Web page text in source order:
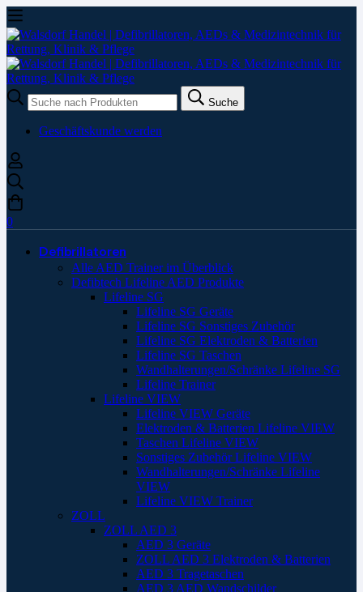
Suche
nach:
Suche
Geschäftskunde werden
0
Defibrillatoren
Alle AED Trainer im Überblick
Defibtech Lifeline AED Produkte
Lifeline SG
Lifeline SG Geräte
Lifeline SG Sonstiges Zubehör
Lifeline SG Elektroden & Batterien
Lifeline SG Taschen
Wandhalterungen/Schränke Lifeline SG
Lifeline Trainer
Lifeline VIEW
Lifeline VIEW Geräte
Elektroden & Batterien Lifeline VIEW
Taschen Lifeline VIEW
Sonstiges Zubehör Lifeline VIEW
Wandhalterungen/Schränke Lifeline
VIEW
Lifeline VIEW Trainer
ZOLL
ZOLL AED 3
AED 3 Geräte
ZOLL AED 3 Elektroden & Batterien
AED 3 Tragetaschen
AED 3 AED Wandschilder